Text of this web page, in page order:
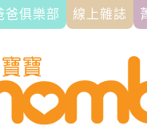
爸俱樂部 線上雜誌